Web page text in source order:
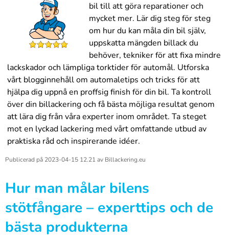
bil till att göra reparationer och
mycket mer. Lär dig steg för steg
om hur du kan måla din bil själv,
uppskatta mängden billack du
behöver, tekniker för att fixa mindre
lackskador och lämpliga torktider för automål. Utforska
vårt blogginnehåll om automaletips och tricks för att
hjälpa dig uppnå en proffsig finish för din bil. Ta kontroll
över din billackering och få bästa möjliga resultat genom
att lära dig från våra experter inom området. Ta steget
mot en lyckad lackering med vårt omfattande utbud av
praktiska råd och inspirerande idéer.
Publicerad på 2023-04-15 12.21 av Billackering.eu
Hur man målar bilens
stötfångare – experttips och de
bästa produkterna